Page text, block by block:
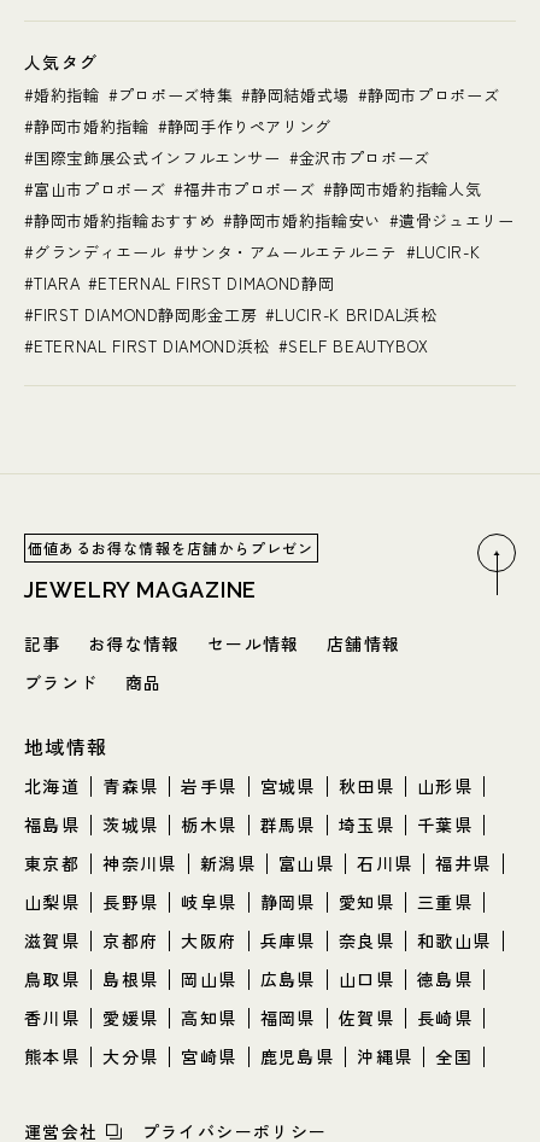
人気タグ
婚約指輪 プロポーズ特集 静岡結婚式場
静岡市プロポーズ
静岡市婚約指輪
静岡手作りペアリング
国際宝飾展公式インフルエンサー
金沢市プロポーズ
富山市プロポーズ
福井市プロポーズ
静岡市婚約指輪人気
静岡市婚約指輪おすすめ
静岡市婚約指輪安い
遺骨ジュエリー
グランディエール
サンタ・アムールエテルニテ
LUCIR-K
TIARA
ETERNAL FIRST DIMAOND静岡
FIRST DIAMOND静岡彫金工房
LUCIR-K BRIDAL浜松
ETERNAL FIRST DIAMOND浜松
SELF BEAUTYBOX
価値あるお得な情報を店舗からプレゼン
JEWELRY MAGAZINE
記事 お得な情報 セール情報
店舗情報
ブランド
商品
地域情報
北海道 青森県 岩手県 宮城県 秋田県
山形県
福島県
茨城県 栃木県 群馬県 埼玉県
千葉県
東京都
神奈川県 新潟県 富山県 石川県
福井県
山梨県
長野県 岐阜県 静岡県 愛知県
三重県
滋賀県
京都府 大阪府 兵庫県 奈良県
和歌山県
鳥取県
島根県 岡山県 広島県 山口県
徳島県
香川県
愛媛県 高知県 福岡県 佐賀県
長崎県
熊本県
大分県 宮崎県 鹿児島県 沖縄県 全国
運営会社 プライバシーポリシー